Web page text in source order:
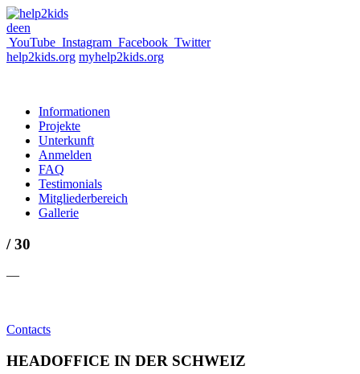
deen
YouTube Instagram Facebook Twitter
help2kids.org myhelp2kids.org
Informationen
Projekte
Unterkunft
Anmelden
FAQ
Testimonials
Mitgliederbereich
Gallerie
/ 30
—
Contacts
HEADOFFICE IN DER SCHWEIZ